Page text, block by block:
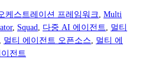
케스트레이션 프레임워크
Multi
, Squad 다중 AI 에이전트
멀티
멀티 에이전트 오픈소스
멀티 에
전트